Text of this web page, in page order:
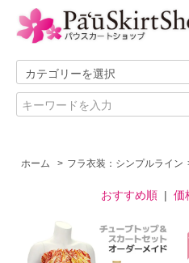
ホーム > フラ衣装：シンプルライン
おすすめ順| 価